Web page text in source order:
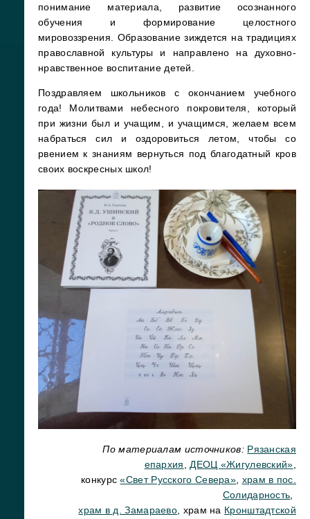
понимание материала, развитие осознанного
обучения и формирование целостного
мировоззрения. Образование зиждется на традициях
православной культуры и направлено на духовно-
нравственное воспитание детей.
Поздравляем школьников с окончанием учебного
года! Молитвами небесного покровителя, который
при жизни был и учащим, и учащимся, желаем всем
набраться сил и оздоровиться летом, чтобы со
рвением к знаниям вернуться под благодатный кров
своих воскресных школ!
По материалам источников: Рязанская
епархия,ДЕОЦ «Жигулевский»,
конкурс«Свет Русского Севера», храм в пос.
Солидарность,
храм в д. Замараево, храм на Кронштадтской